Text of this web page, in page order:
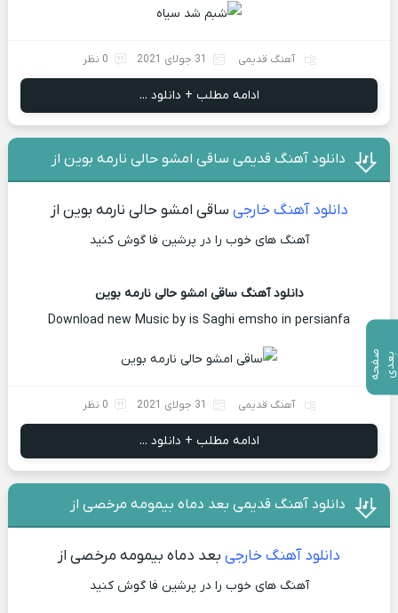
آهنگ قدیمی 31 جولای 2021 0 نظر
ادامه مطلب + دانلود ...
دانلود آهنگ قدیمی ساقی امشو حالی نارمه بوین از
دانلود آهنگ خارجی ساقی امشو حالی نارمه بوین از
آهنگ های خوب را در پرشین فا گوش کنید
دانلود آهنگ ساقی امشو حالی نارمه بوین
Download new Music by is Saghi emsho in persianfa
آهنگ قدیمی 31 جولای 2021 0 نظر
ادامه مطلب + دانلود ...
دانلود آهنگ قدیمی بعد دماه بیمومه مرخصی از
دانلود آهنگ خارجی بعد دماه بیمومه مرخصی از
آهنگ های خوب را در پرشین فا گوش کنید
ص
ف
ح
ه ب ع
د ی